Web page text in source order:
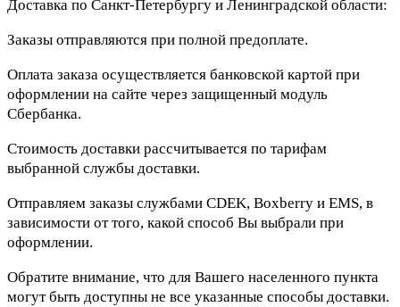
Доставка по Санкт-Петербургу и Ленинградской области:
Заказы отправляются при полной предоплате.
Оплата заказа осуществляется банковской картой при
оформлении на сайте через защищенный модуль
Сбербанка.
Стоимость доставки рассчитывается по тарифам
выбранной службы доставки.
Отправляем заказы службами CDEK, Boxberry и EMS, в
зависимости от того, какой способ Вы выбрали при
оформлении.
Обратите внимание, что для Вашего населенного пункта
могут быть доступны не все указанные способы доставки.